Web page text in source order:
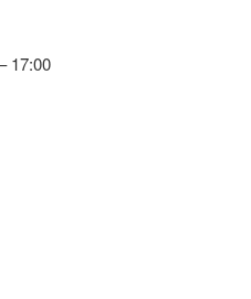
17:00